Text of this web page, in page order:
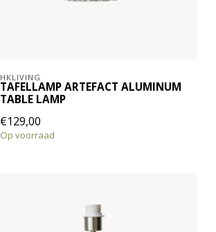
HKLIVING
TAFELLAMP ARTEFACT ALUMINUM
TABLE LAMP
€129,00
Op voorraad